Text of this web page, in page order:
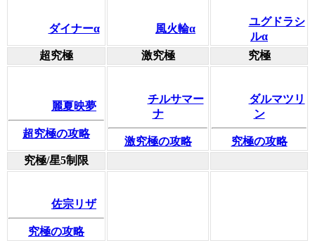
ダイナーα 風火輪α
ユグドラシ
ルα
超究極
激究極 究極
麗夏映夢
超究極の攻略
チルサマー
ナ
激究極の攻略
ダルマツリ
ン
究極の攻略
究極/星5制限
佐宗リザ
究極の攻略